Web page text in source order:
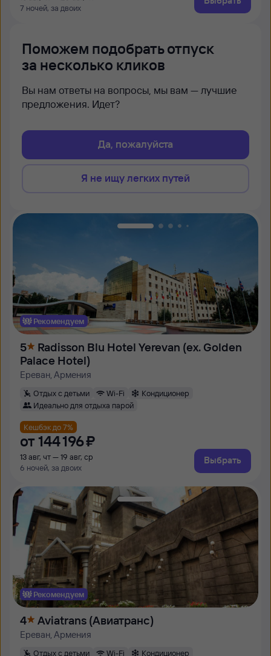
7 ночей, за двоих
Поможем подобрать отпуск
за несколько кликов
Вы нам ответы на вопросы, мы вам — лучшие
предложения. Идет?
Да, пожалуйста
Я не ищу легких путей
Рекомендуем
5
Radisson Blu Hotel Yerevan (ex. Golden
Palace Hotel)
Ереван, Армения
Отдых с детьми Wi-Fi
Кондиционер
Идеально для отдыха парой
Кешбэк до 7%
от 144 ⁠196 ⁠₽
13 авг, чт — 19 авг, ср
6 ночей, за двоих
Выбрать
Рекомендуем
4 Aviatrans (Авиатранс)
Ереван, Армения
Отдых с детьми Wi-Fi Кондиционер